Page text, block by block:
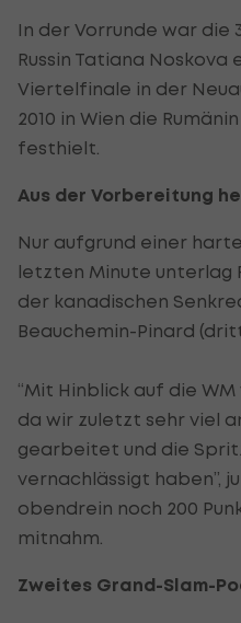
In der Vorrunde war die
Russin Tatiana Noskova
Viertelfinale in der
2010 in Wien die
festhielt.
Aus der Vorbereitung
Nur aufgrund einer
letzten Minute unterlag
der kanadischen
Beauchemin-Pinard
“Mit Hinblick auf die
da wir zuletzt sehr viel
gearbeitet und die
vernachlässigt haben”,
obendrein noch 200
mitnahm.
Zweites Grand-Slam-